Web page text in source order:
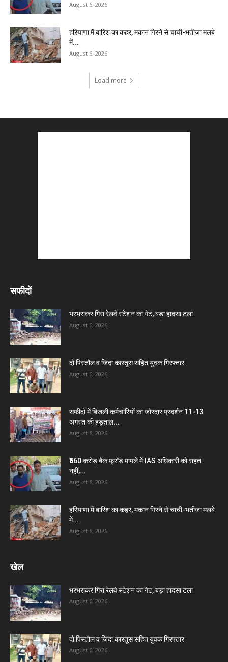
August 6, 2026
हरियाणा में बारिश का कहर, मकान गिरने से चाची-भतीजा मलबे
में...
August 6, 2026
Load more
सफीदों
भरभराकर गिरा रेलवे स्टेशन का गेट, बड़ा हादसा टला
August 6, 2026
दो पिस्तौल व जिंदा कारतूस सहित युवक गिरफ्तार
August 6, 2026
सफीदों में बिजली कर्मचारियों का जोरदार प्रदर्शन 11-13
अगस्त की हड़ताल...
August 6, 2026
₹560 करोड़ बैंक फ्रॉड मामले में IAS अधिकारी को राहत
नहीं,...
August 6, 2026
हरियाणा में बारिश का कहर, मकान गिरने से चाची-भतीजा मलबे
में...
August 6, 2026
खेल
भरभराकर गिरा रेलवे स्टेशन का गेट, बड़ा हादसा टला
August 6, 2026
दो पिस्तौल व जिंदा कारतूस सहित युवक गिरफ्तार
August 6, 2026